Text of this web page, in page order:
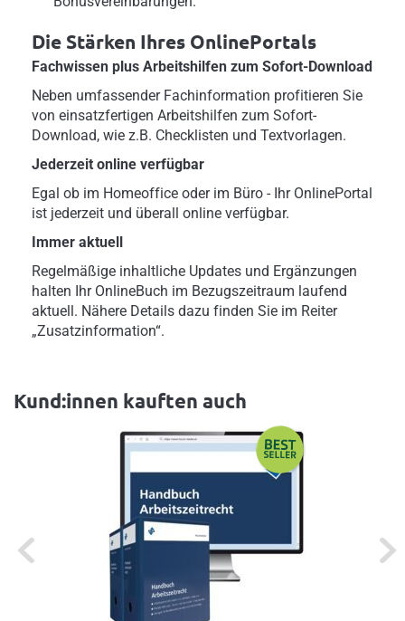
Die Stärken Ihres OnlinePortals
Fachwissen plus Arbeitshilfen zum Sofort-Download
Neben umfassender Fachinformation profitieren Sie
von einsatzfertigen Arbeitshilfen zum Sofort-
Download, wie z.B. Checklisten und Textvorlagen.
Jederzeit online verfügbar
Egal ob im Homeoffice oder im Büro - Ihr OnlinePortal
ist jederzeit und überall online verfügbar.
Immer aktuell
Regelmäßige inhaltliche Updates und Ergänzungen
halten Ihr OnlineBuch im Bezugszeitraum laufend
aktuell. Nähere Details dazu finden Sie im Reiter
„Zusatzinformation“.
Kund:innen kauften auch
Previous Next